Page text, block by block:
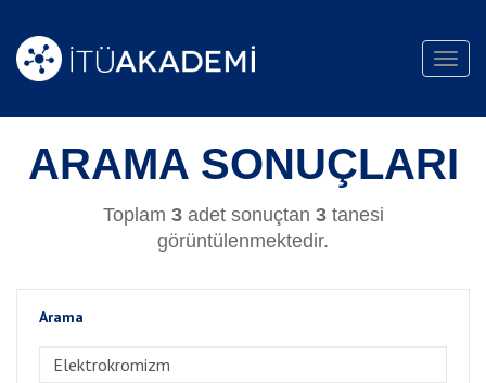
ARAMA SONUÇLARI
Toplam 3adet sonuçtan 3tanesi
görüntülenmektedir.
Arama